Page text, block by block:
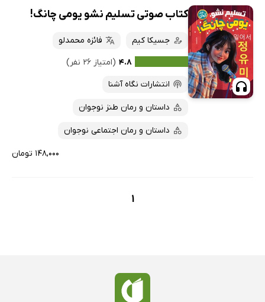
کتاب صوتی تسلیم نشو یومی چانگ!
جسیکا کیم
فائزه محمدلو
۴.۸ (امتیاز ۲۶ نفر)
انتشارات نگاه آشنا
داستان و رمان طنز نوجوان
داستان و رمان اجتماعی نوجوان
۱۴۸,۰۰۰ تومان
1